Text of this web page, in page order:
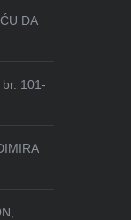
DA
br. 101-